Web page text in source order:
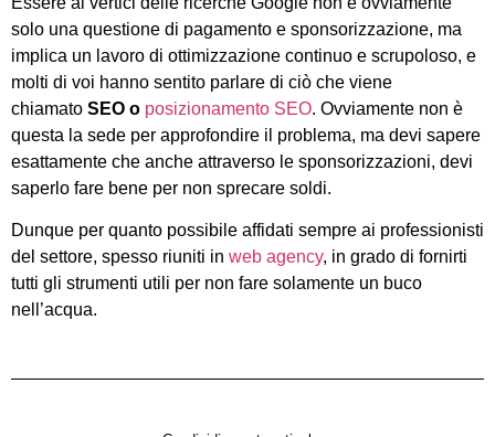
solo una questione di pagamento e sponsorizzazione, ma
implica un lavoro di ottimizzazione continuo e scrupoloso, e
molti di voi hanno sentito parlare di ciò che viene
chiamato SEO o posizionamento SEO. Ovviamente non è
questa la sede per approfondire il problema, ma devi sapere
esattamente che anche attraverso le sponsorizzazioni, devi
saperlo fare bene per non sprecare soldi.
Dunque per quanto possibile affidati sempre ai professionisti
del settore, spesso riuniti in web agency, in grado di fornirti
tutti gli strumenti utili per non fare solamente un buco
nell’acqua.